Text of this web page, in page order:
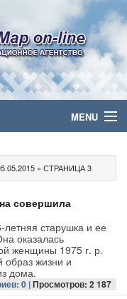
MENU
» СТРАНИЦА 3
совершила
старушка и ее
оказалась
женщины 1975 г. р.
образ жизни и
дома.
0 |Просмотров: 2 187